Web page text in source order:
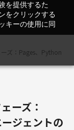
を提供するた
をクリックする
キーの使用に同
ズ：Pages、Python
ーズ：
ジェントの